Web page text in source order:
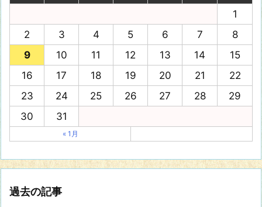
1
2
3 4 5 6 7
8
9
10 11 12 13 14
15
16
17 18 19 20 21
22
23
24 25 26 27 28
29
30
31
« 1月
過去の記事